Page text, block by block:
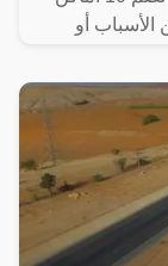
الأسباب أو